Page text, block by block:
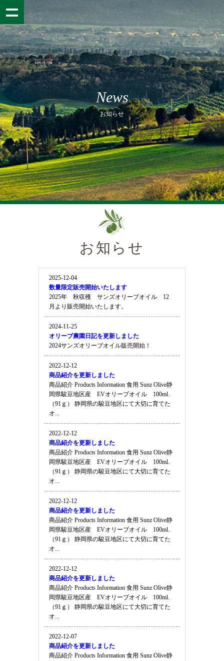
News
お知らせ
お知らせ
2025-12-04
数量限定販売開始いたします
2025年 秋収穫 サンズオリーブオイル 12
月より販売開始いたします。
2024-11-25
オリーブ農園日記を更新しました
2024サンズオリーブオイル販売開始！
2022-12-12
商品紹介を更新しました
商品紹介 Products Information 食用 Sunz Olive静
岡県駿豆地区産 EVオリーブオイル 100ml.
（91ｇ） 静岡県の駿豆地区にて大切に育てた
オ...
2022-12-12
商品紹介を更新しました
商品紹介 Products Information 食用 Sunz Olive静
岡県駿豆地区産 EVオリーブオイル 100ml.
（91ｇ） 静岡県の駿豆地区にて大切に育てた
オ...
2022-12-12
商品紹介を更新しました
商品紹介 Products Information 食用 Sunz Olive静
岡県駿豆地区産 EVオリーブオイル 100ml.
（91ｇ） 静岡県の駿豆地区にて大切に育てた
オ...
2022-12-12
商品紹介を更新しました
商品紹介 Products Information 食用 Sunz Olive静
岡県駿豆地区産 EVオリーブオイル 100ml.
（91ｇ） 静岡県の駿豆地区にて大切に育てた
オ...
2022-12-07
商品紹介を更新しました
商品紹介 Products Information 食用 Sunz Olive静